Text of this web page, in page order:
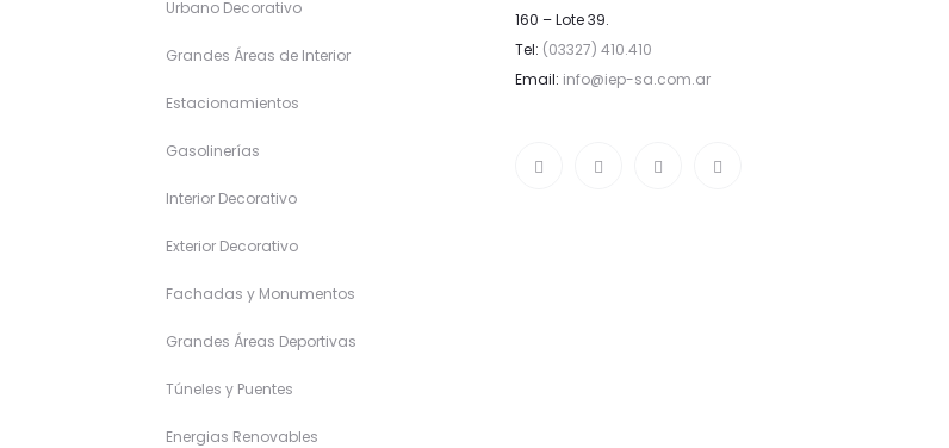
Urbano Decorativo
Grandes Áreas de Interior
Estacionamientos
Gasolinerías
Interior Decorativo
Exterior Decorativo
Fachadas y Monumentos
Grandes Áreas Deportivas
Túneles y Puentes
Energias Renovables
160 – Lote 39.
Tel: (03327) 410.410
Email: info@iep-sa.com.ar